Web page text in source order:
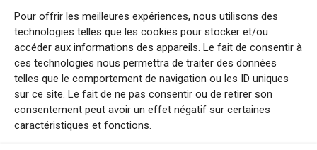
Pour offrir les meilleures expériences, nous utilisons des
technologies telles que les cookies pour stocker et/ou
accéder aux informations des appareils. Le fait de consentir à
ces technologies nous permettra de traiter des données
telles que le comportement de navigation ou les ID uniques
sur ce site. Le fait de ne pas consentir ou de retirer son
consentement peut avoir un effet négatif sur certaines
caractéristiques et fonctions.
Le Mensuel en PDF : consultez le magazine en ligne
Qui sommes-nous ?
BFM Top Sorties
EVENT
Tourisme week-end : envie de vous évader le temps d’un week-end ou